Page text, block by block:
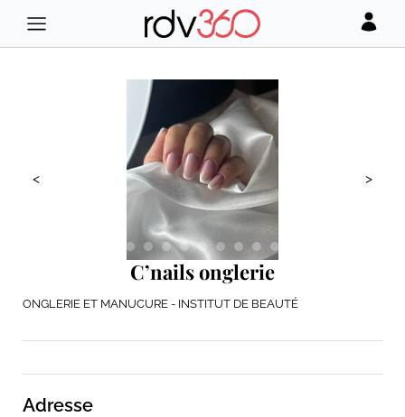
Adresse
< >
C’nails onglerie
ONGLERIE ET MANUCURE - INSTITUT DE BEAUTÉ